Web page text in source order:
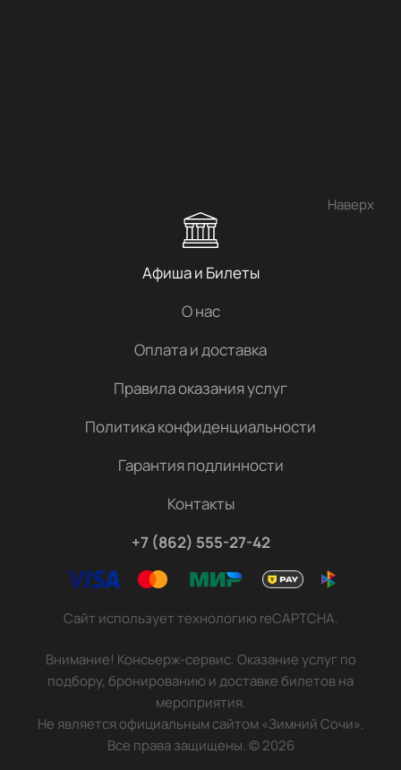
Наверх
Афиша и Билеты
О нас
Оплата и доставка
Правила оказания услуг
Политика конфиденциальности
Гарантия подлинности
Контакты
+7 (862) 555-27-42
Сайт использует технологию reCAPTCHA.
Внимание! Консьерж-сервис. Оказание услуг по
подбору, бронированию и доставке билетов на
мероприятия.
Не является официальным сайтом «Зимний Сочи».
Все права защищены.©2026